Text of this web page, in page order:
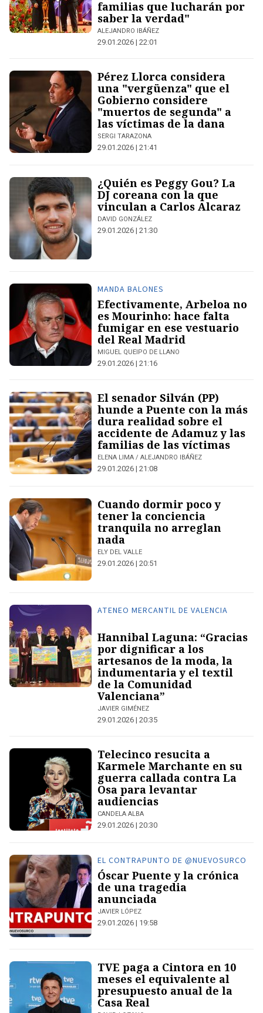
familias que lucharán por
saber la verdad"
ALEJANDRO IBÁÑEZ
29.01.2026 | 22:01
Pérez Llorca considera
una "vergüenza" que el
Gobierno considere
"muertos de segunda" a
las víctimas de la dana
SERGI TARAZONA
29.01.2026 | 21:41
¿Quién es Peggy Gou? La
DJ coreana con la que
vinculan a Carlos Alcaraz
DAVID GONZÁLEZ
29.01.2026 | 21:30
MANDA BALONES
Efectivamente, Arbeloa no
es Mourinho: hace falta
fumigar en ese vestuario
del Real Madrid
MIGUEL QUEIPO DE LLANO
29.01.2026 | 21:16
El senador Silván (PP)
hunde a Puente con la más
dura realidad sobre el
accidente de Adamuz y las
familias de las víctimas
ELENA LIMA / ALEJANDRO IBÁÑEZ
29.01.2026 | 21:08
Cuando dormir poco y
tener la conciencia
tranquila no arreglan
nada
ELY DEL VALLE
29.01.2026 | 20:51
ATENEO MERCANTIL DE VALENCIA
Hannibal Laguna: “Gracias
por dignificar a los
artesanos de la moda, la
indumentaria y el textil
de la Comunidad
Valenciana”
JAVIER GIMÉNEZ
29.01.2026 | 20:35
Telecinco resucita a
Karmele Marchante en su
guerra callada contra La
Osa para levantar
audiencias
CANDELA ALBA
29.01.2026 | 20:30
EL CONTRAPUNTO DE @NUEVOSURCO
Óscar Puente y la crónica
de una tragedia
anunciada
JAVIER LÓPEZ
29.01.2026 | 19:58
TVE paga a Cintora en 10
meses el equivalente al
presupuesto anual de la
Casa Real